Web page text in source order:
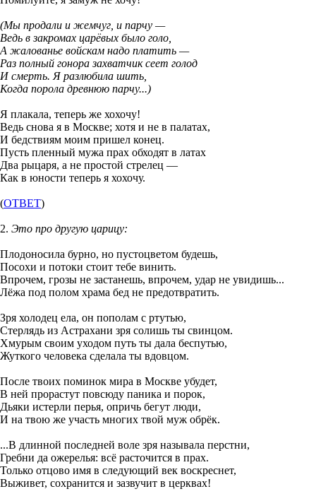
(Мы продали и жемчуг, и парчу —
Ведь в закромах царёвых было голо,
А жалованье войскам надо платить —
Раз полный гонора захватчик сеет голод
И смерть. Я разлюбила шить,
Когда порола древнюю парчу...)
Я плакала, теперь же хохочу!
Ведь снова я в Москве; хотя и не в палатах,
И бедствиям моим пришел конец.
Пусть пленный мужа прах обходят в латах
Два рыцаря, а не простой стрелец —
Как в юности теперь я хохочу.
(ОТВЕТ)
2. Это про другую царицу:
Плодоносила бурно, но пустоцветом будешь,
Посохи и потоки стоит тебе винить.
Впрочем, грозы не застанешь, впрочем, удар не увидишь...
Лёжа под полом храма бед не предотвратить.
Зря холодец ела, он пополам с ртутью,
Стерлядь из Астрахани зря солишь ты свинцом.
Хмурым своим уходом путь ты дала беспутью,
Жуткого человека сделала ты вдовцом.
После твоих поминок мира в Москве убудет,
В ней прорастут повсюду паника и порок,
Дьяки истерли перья, опричь бегут люди,
И на твою же участь многих твой муж обрёк.
...В длинной последней воле зря называла перстни,
Гребни да ожерелья: всё расточится в прах.
Только отцово имя в следующий век воскреснет,
Выживет, сохранится и зазвучит в церквах!